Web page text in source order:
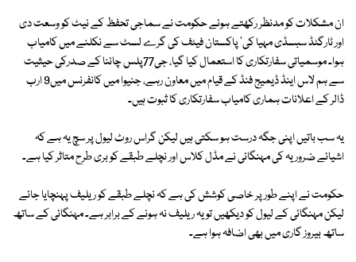
ان مشکلات کو مدنظر رکھتے ہوئے حکومت نے سماجی تحفظ کے نیٹ کو وسعت دی
اور ٹارگٹڈ سبسڈی مہیا کی' پاکستان فیٹف کی گرے لسٹ سے نکلنے میں کامیاب
ہوا۔ موسمیاتی سفارتکاری کا استعمال کیا گیا، جی77پلس چائنا کے صدرکی حیثیت
سے ہم لاس اینڈ ڈیمیج فنڈ کے قیام میں معاون رہے، جنیوا میں کانفرنس میں9 ارب
ڈالر کے اعلانات ہماری کامیاب سفارتکاری کا ثبوت ہیں۔
یہ سب باتیں اپنی جگہ درست ہو سکتی ہیں لیکن گراس روٹ لیول پر سچ یہ ہے کہ
اشیائے ضروریہ کی مہنگائی نے مڈل کلاس اور نچلے طبقے کو بری طرح متاثر کیا ہے۔
حکومت نے اپنے طور پر خاصی کوشش کی ہے کہ نچلے طبقے کو ریلیف پہنچایا جائے
لیکن مہنگائی کے لیول کو دیکھیں تو یہ ریلیف نہ ہونے کے برابر ہے۔ مہنگائی کے ساتھ
ساتھ بیروز گاری میں بھی اضافہ ہوا ہے۔